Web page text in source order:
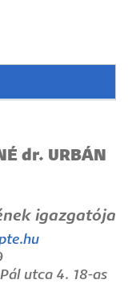
dr. URBÁN
igazgatója
utca 4. 18-as